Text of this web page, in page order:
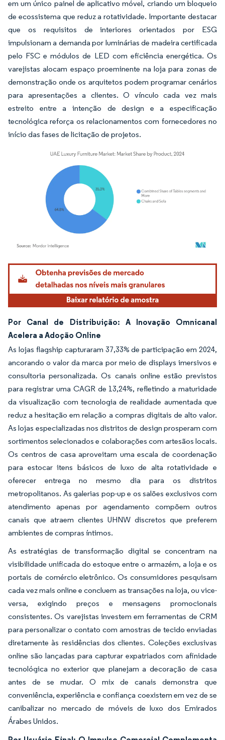
em um único painel de aplicativo móvel, criando um bloqueio
de ecossistema que reduz a rotatividade. Importante destacar
que os requisitos de interiores orientados por ESG
impulsionam a demanda por luminárias de madeira certificada
pelo FSC e módulos de LED com eficiência energética. Os
varejistas alocam espaço proeminente na loja para zonas de
demonstração onde os arquitetos podem programar cenários
para apresentações a clientes. O vínculo cada vez mais
estreito entre a intenção de design e a especificação
tecnológica reforça os relacionamentos com fornecedores no
início das fases de licitação de projetos.
Imagem © Mordor Intelligence. O reuso requer atribuição conforme CC BY 4.0.
Por Canal de Distribuição: A Inovação Omnicanal
Acelera a Adoção Online
As lojas flagship capturaram 37,33% de participação em 2024,
ancorando o valor da marca por meio de displays imersivos e
consultoria personalizada. Os canais online estão previstos
para registrar uma CAGR de 13,24%, refletindo a maturidade
da visualização com tecnologia de realidade aumentada que
reduz a hesitação em relação a compras digitais de alto valor.
As lojas especializadas nos distritos de design prosperam com
sortimentos selecionados e colaborações com artesãos locais.
Os centros de casa aproveitam uma escala de coordenação
para estocar itens básicos de luxo de alta rotatividade e
oferecer entrega no mesmo dia para os distritos
metropolitanos. As galerias pop-up e os salões exclusivos com
atendimento apenas por agendamento compõem outros
canais que atraem clientes UHNW discretos que preferem
ambientes de compras íntimos.
As estratégias de transformação digital se concentram na
visibilidade unificada do estoque entre o armazém, a loja e os
portais de comércio eletrônico. Os consumidores pesquisam
cada vez mais online e concluem as transações na loja, ou vice-
versa, exigindo preços e mensagens promocionais
consistentes. Os varejistas investem em ferramentas de CRM
para personalizar o contato com amostras de tecido enviadas
diretamente às residências dos clientes. Coleções exclusivas
online são lançadas para capturar expatriados com afinidade
tecnológica no exterior que planejam a decoração de casa
antes de se mudar. O mix de canais demonstra que
conveniência, experiência e confiança coexistem em vez de se
canibalizar no mercado de móveis de luxo dos Emirados
Árabes Unidos.